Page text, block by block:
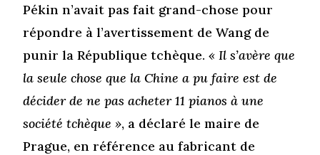
Pékin n’avait pas fait grand-chose pour
répondre à l’avertissement de Wang de
punir la République tchèque.« Il s’avère que
la seule chose que la Chine a pu faire est de
décider de ne pas acheter 11 pianos à une
société tchèque », a déclaré le maire de
Prague, en référence au fabricant de